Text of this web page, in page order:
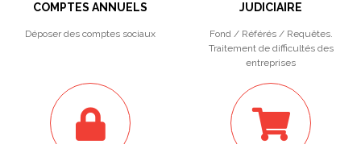
COMPTES ANNUELS
Déposer des comptes sociaux
JUDICIAIRE
Fond / Référés / Requêtes.
Traitement de difficultés des
entreprises